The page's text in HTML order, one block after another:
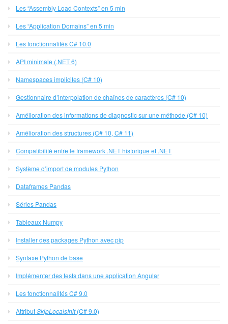
Les “Assembly Load Contexts” en 5 min
Les “Application Domains” en 5 min
Les fonctionnalités C# 10.0
API minimale (.NET 6)
Namespaces implicites (C# 10)
Gestionnaire d’interpolation de chaînes de caractères (C# 10)
Amélioration des informations de diagnostic sur une méthode (C# 10)
Amélioration des structures (C# 10, C# 11)
Compatibilité entre le framework .NET historique et .NET
Système d’import de modules Python
Dataframes Pandas
Séries Pandas
Tableaux Numpy
Installer des packages Python avec pip
Syntaxe Python de base
Implémenter des tests dans une application Angular
Les fonctionnalités C# 9.0
AttributSkipLocalsInit(C# 9.0)